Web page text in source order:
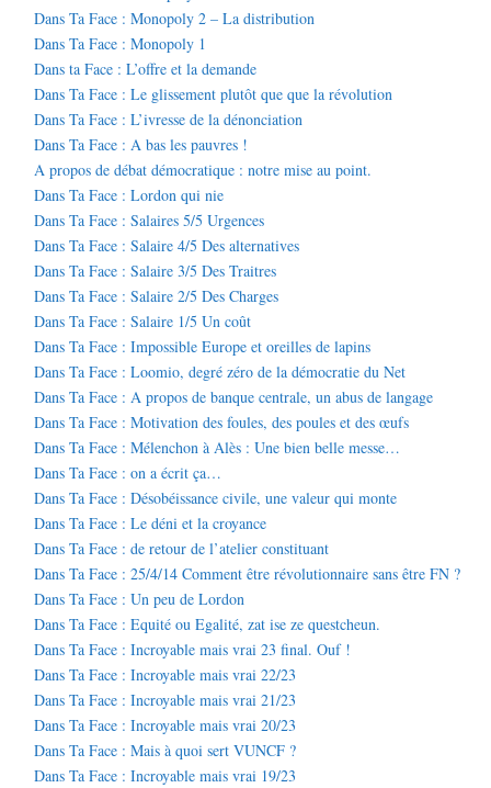
Dans Ta Face : Monopoly 2 – La distribution
Dans Ta Face : Monopoly 1
Dans ta Face : L’offre et la demande
Dans Ta Face : Le glissement plutôt que que la révolution
Dans Ta Face : L’ivresse de la dénonciation
Dans Ta Face : A bas les pauvres !
A propos de débat démocratique : notre mise au point.
Dans Ta Face : Lordon qui nie
Dans Ta Face : Salaires 5/5 Urgences
Dans Ta Face : Salaire 4/5 Des alternatives
Dans Ta Face : Salaire 3/5 Des Traitres
Dans Ta Face : Salaire 2/5 Des Charges
Dans Ta Face : Salaire 1/5 Un coût
Dans Ta Face : Impossible Europe et oreilles de lapins
Dans Ta Face : Loomio, degré zéro de la démocratie du Net
Dans Ta Face : A propos de banque centrale, un abus de langage
Dans Ta Face : Motivation des foules, des poules et des œufs
Dans Ta Face : Mélenchon à Alès : Une bien belle messe…
Dans Ta Face : on a écrit ça…
Dans Ta Face : Désobéissance civile, une valeur qui monte
Dans Ta Face : Le déni et la croyance
Dans Ta Face : de retour de l’atelier constituant
Dans Ta Face : 25/4/14 Comment être révolutionnaire sans être FN ?
Dans Ta Face : Un peu de Lordon
Dans Ta Face : Equité ou Egalité, zat ise ze questcheun.
Dans Ta Face : Incroyable mais vrai 23 final. Ouf !
Dans Ta Face : Incroyable mais vrai 22/23
Dans Ta Face : Incroyable mais vrai 21/23
Dans Ta Face : Incroyable mais vrai 20/23
Dans Ta Face : Mais à quoi sert VUNCF ?
Dans Ta Face : Incroyable mais vrai 19/23